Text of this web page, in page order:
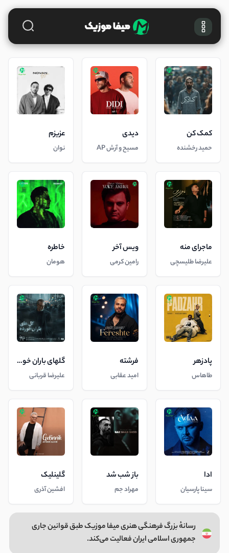
کمک کن
حمید رخشنده
دیدی
مسیح و آرش AP
عزیزم
نوان
ماجرای منه
علیرضا طلیسچی
ویس آخر
رامین کرمی
خاطره
هومان
پادزهر
طاهاس
فرشته
امید عقابی
گلهای باران خورده
علیرضا قربانی
ادا
سینا پارسیان
باز شب شد
مهراد جم
گلینلیک
افشین آذری
رسانهٔ بزرگ فرهنگی هنری میفا موزیک طبق قوانین جاری
جمهوری اسلامی ایران فعالیت می‌کند.